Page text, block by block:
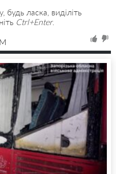
ласка, виділіть
Ctrl+Enter.